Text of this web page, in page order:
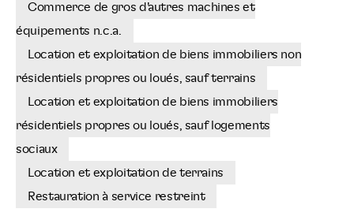
Commerce de gros d'autres machines et
équipements n.c.a.
Location et exploitation de biens immobiliers non
résidentiels propres ou loués, sauf terrains
Location et exploitation de biens immobiliers
résidentiels propres ou loués, sauf logements
sociaux
Location et exploitation de terrains
Restauration à service restreint